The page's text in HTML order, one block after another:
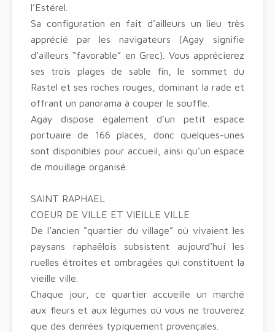
l’Estérel.
Sa configuration en fait d’ailleurs un lieu très
apprécié par les navigateurs (Agay signifie
d’ailleurs “favorable” en Grec). Vous apprécierez
ses trois plages de sable fin, le sommet du
Rastel et ses roches rouges, dominant la rade et
offrant un panorama à couper le souffle.
Agay dispose également d’un petit espace
portuaire de 166 places, donc quelques-unes
sont disponibles pour accueil, ainsi qu’un espace
de mouillage organisé.
SAINT RAPHAEL
COEUR DE VILLE ET VIEILLE VILLE
De l’ancien “quartier du village” où vivaient les
paysans raphaëlois subsistent aujourd’hui les
ruelles étroites et ombragées qui constituent la
vieille ville.
Chaque jour, ce quartier accueille un marché
aux fleurs et aux légumes où vous ne trouverez
que des denrées typiquement provençales.